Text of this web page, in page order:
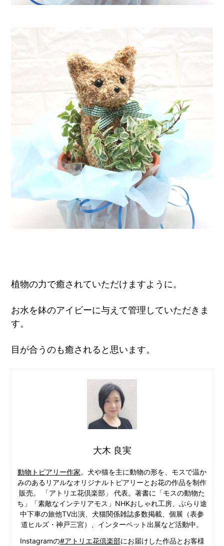
植物の力で癒されていただけますように。
お水を鉢のアイビーに与えて管理していただきま
す。
目が合うのも癒されると思います。
大木 良実
動物トピアリー作家。犬や猫を主に動物の形を、モスで温か
みのあるリアルなオリジナルトピアリーとお花の作品を制作
販売。 「アトリエ花倶楽部」 代表。著書に「モスの動物た
ち」「素敵なインテリアモス」NHKおしゃれ工房、ぶらり途
中下車の旅他TV出演、犬猫関係雑誌多数掲載、個展（表参
道ヒルズ・神戸三宮）、インターペット出展など活動中。
Instagramの#アトリエ花倶楽部にお届けした作品とお客様